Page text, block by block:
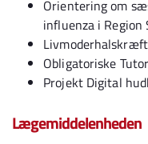
Orientering om
influenza i
Obligatoriske
Projekt Digital
Lægemiddelenheden